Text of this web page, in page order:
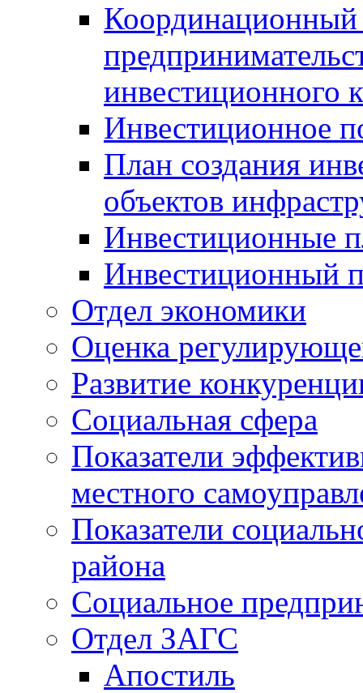
Координационный
инвестиционного
Инвестиционное
План создания
объектов
Инвестиционные
Инвестиционный
Отдел экономики
Оценка
Развитие
Социальная сфера
Показатели
местного
Показатели
района
Социальное
Отдел ЗАГС
Апостиль